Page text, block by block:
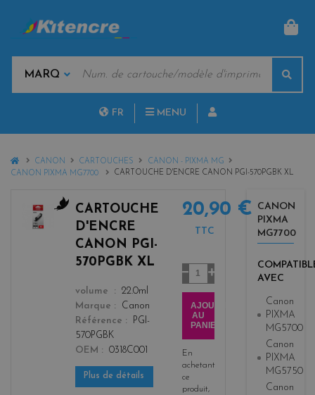
MARQUES
CLÉS
FR MENU
HOMECANON CARTOUCHES
CANON - PIXMA MG
CANON PIXMA MG7700
CARTOUCHE D'ENCRE CANON PGI-570PGBK XL
CARTOUCHE
D'ENCRE
CANON PGI-
570PGBK XL
color
volume
22.0ml
Marque
Canon
Référence
PGI-
570PGBK
OEM
0318C001
Plus de détails
20,90 €
TTC
Quantité
AJOUTER
AU
PANIER
En
achetant
ce
produit,
CANON
PIXMA
MG7700
AVEC
Canon
PIXMA
MG5700
Canon
PIXMA
MG5750
Canon